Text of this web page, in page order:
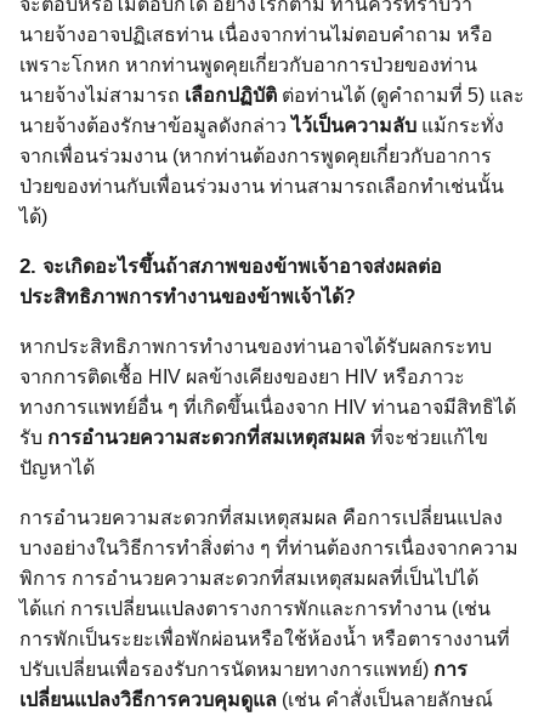
นายจ้างอาจปฏิเสธท่าน เนื่องจากท่านไม่ตอบคำถาม หรือ
เพราะโกหก หากท่านพูดคุยเกี่ยวกับอาการป่วยของท่าน
นายจ้างไม่สามารถ เลือกปฏิบัติ ต่อท่านได้ (ดูคำถามที่ 5) และ
นายจ้างต้องรักษาข้อมูลดังกล่าวไว้เป็นความลับ แม้กระทั่ง
จากเพื่อนร่วมงาน (หากท่านต้องการพูดคุยเกี่ยวกับอาการ
ป่วยของท่านกับเพื่อนร่วมงาน ท่านสามารถเลือกทำเช่นนั้น
ได้)
2. จะเกิดอะไรขึ้นถ้าสภาพของข้าพเจ้าอาจส่งผลต่อ
ประสิทธิภาพการทำงานของข้าพเจ้าได้?
หากประสิทธิภาพการทำงานของท่านอาจได้รับผลกระทบ
จากการติดเชื้อ HIV ผลข้างเคียงของยา HIV หรือภาวะ
ทางการแพทย์อื่น ๆ ที่เกิดขึ้นเนื่องจาก HIV ท่านอาจมีสิทธิได้
รับ การอำนวยความสะดวกที่สมเหตุสมผล ที่จะช่วยแก้ไข
ปัญหาได้
การอำนวยความสะดวกที่สมเหตุสมผล คือการเปลี่ยนแปลง
บางอย่างในวิธีการทำสิ่งต่าง ๆ ที่ท่านต้องการเนื่องจากความ
พิการ การอำนวยความสะดวกที่สมเหตุสมผลที่เป็นไปได้
ได้แก่ การเปลี่ยนแปลงตารางการพักและการทำงาน (เช่น
การพักเป็นระยะเพื่อพักผ่อนหรือใช้ห้องน้ำ หรือตารางงานที่
ปรับเปลี่ยนเพื่อรองรับการนัดหมายทางการแพทย์) การ
เปลี่ยนแปลงวิธีการควบคุมดูแล (เช่น คำสั่งเป็นลายลักษณ์